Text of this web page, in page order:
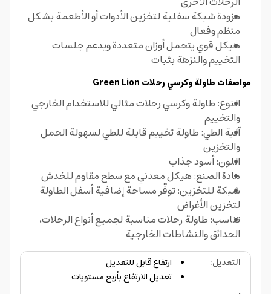
مزودة شبكة سفلية لتخزين الأدوات أو الأطعمة بشكل
منظم وفعال
هيكل قوي يتحمل أوزان متعددة ويدعم جلسات
التخييم والنزهة بثبات
مواصفات طاولة وكرسي رحلات Green Lion
النوع: طاولة وكرسي رحلات مثالي للاستخدام الخارجي
والتخييم
آلية الطي: طاولة تخييم قابلة للطي لسهولة الحمل
والتخزين
اللون: أسود جذاب
مادة الصنع: هيكل معدني مع سطح مقاوم للخدش
شبكة للتخزين: توفّر مساحة إضافية أسفل الطاولة
لتخزين الأغراض
تناسب: طاولة رحلات مناسبة لجميع أنواع الرحلات،
الحدائق والنشاطات الخارجية
التعديل:
ارتفاع قابل للتعديل
تعديل الارتفاع بأربع مستويات